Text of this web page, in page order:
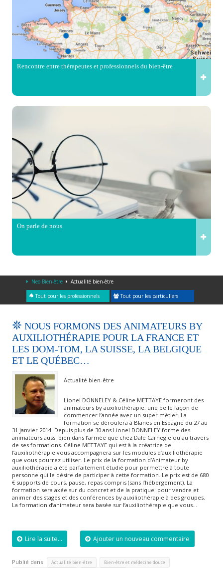
Rencontre entre thérapeutes et professionnels du bien-être
On parle de nous
Neo Bien-être Actualité bien-être
Tout pour les professionnels Tout pour les particuliers
NOUS FORMONS DES ANIMATEURS BY
AUXILIOTHÉRAPIE POUR LA FRANCE ET
LES DOM-TOM, LA SUISSE, LA BELGIQUE
ET LE QUÉBEC…
Actualité bien-être
Lionel DONNELEY & Céline METTAYE formeront des
animateurs by auxiliothérapie; une belle façon de
commencer l’année avec un super métier. La
formation se déroulera à Blanes en Espagne du 27 au
31 janvier 2014. Depuis plus de 30 ans Lionel DONNELEY forme des
animateurs aussi bien dans l’armée que chez Dale Carnegie ou au travers
de ses formations. Céline METTAYE qui est à la créatrice de
l’auxiliothérapie vous accompagnera sur les modules d’auxiliothérapie
que vous pourrez utiliser. Le prix de la formation d’Animateur by
auxiliothérapie a été parfaitement étudié pour permettre à toute
personne qui le désire de participer à cette formation. Le prix est de 680
€ supports de cours, pause, repas compris (sans l’hébergement). La
formation sera axée sur du concret et de la pratique: pour vendre et
animer des stages et des conférences by auxiliothérapie à des groupes.
La formation d’animateur sera basée sur l’auxiliothérapie que vous…
Lire la suite... Ajouter un nouveau commentaire
Publié dans Actualité bien-être Bien-être et médecine douce